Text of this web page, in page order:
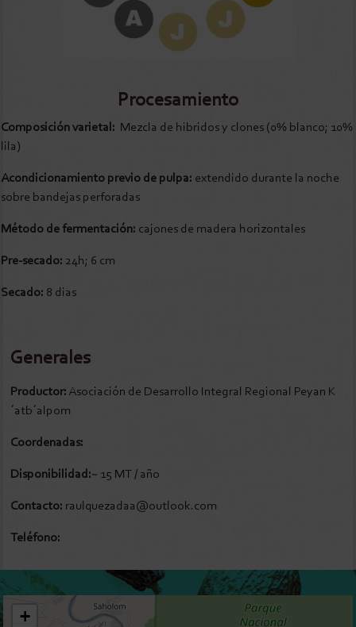
Procesamiento
Composición varietal: Mezcla de hibridos y clones (0% blanco; 10%
lila)
Acondicionamiento previo de pulpa: extendido durante la noche
sobre bandejas perforadas
Método de fermentación: cajones de madera horizontales
Pre-secado: 24h; 6 cm
Secado: 8 dias
Generales
Productor: Asociación de Desarrollo Integral Regional Peyan K
´atb´alpom
Coordenadas:
Disponibilidad:~ 15 MT / año
Contacto: raulquezadaa@outlook.com
Teléfono:
+